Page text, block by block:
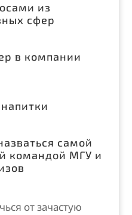
из
сфер
в компании
самой
командой МГУ и
от зачастую